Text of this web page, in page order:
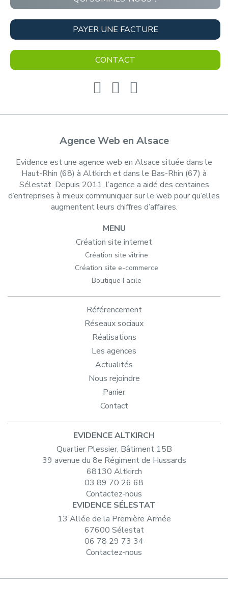
PAYER UNE FACTURE
CONTACT
Agence Web en Alsace
Evidence est une agence web en Alsace située dans le
Haut-Rhin (68) à Altkirch et dans le Bas-Rhin (67) à
Sélestat. Depuis 2011, l’agence a aidé des centaines
d’entreprises à mieux communiquer sur le web pour qu’elles
augmentent leurs chiffres d’affaires.
MENU
Création site internet
Création site vitrine
Création site e-commerce
Boutique Facile
Référencement
Réseaux sociaux
Réalisations
Les agences
Actualités
Nous rejoindre
Panier
Contact
EVIDENCE ALTKIRCH
Quartier Plessier, Bâtiment 15B
39 avenue du 8e Régiment de Hussards
68130 Altkirch
03 89 70 26 68
Contactez-nous
EVIDENCE SÉLESTAT
13 Allée de la Première Armée
67600 Sélestat
06 78 29 73 34
Contactez-nous